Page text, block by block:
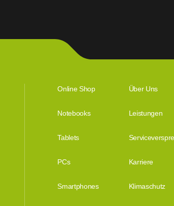
Online Shop Über Uns
Notebooks Leistungen
Tablets
PCs Karriere
Smartphones Klimaschutz